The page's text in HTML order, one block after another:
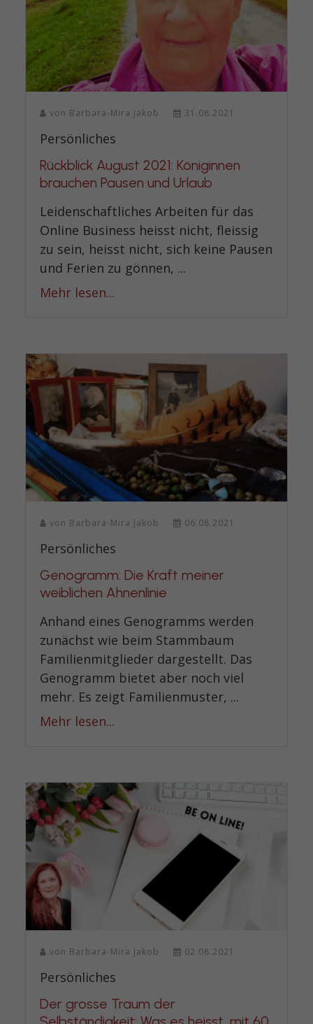
von Barbara-Mira Jakob 31.08.2021
Persönliches
Rückblick August 2021: Königinnen
brauchen Pausen und Urlaub
Leidenschaftliches Arbeiten für das
Online Business heisst nicht, fleissig
zu sein, heisst nicht, sich keine Pausen
und Ferien zu gönnen, ...
Mehr lesen...
von Barbara-Mira Jakob 06.08.2021
Persönliches
Genogramm: Die Kraft meiner
weiblichen Ahnenlinie
Anhand eines Genogramms werden
zunächst wie beim Stammbaum
Familienmitglieder dargestellt. Das
Genogramm bietet aber noch viel
mehr. Es zeigt Familienmuster, ...
Mehr lesen...
von Barbara-Mira Jakob 02.08.2021
Persönliches
Der grosse Traum der